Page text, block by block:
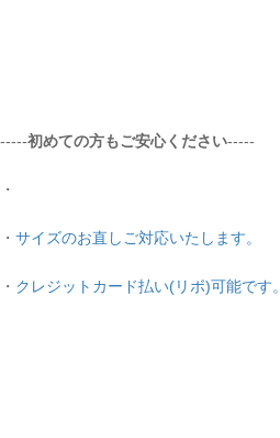
-----初めての方もご安心ください-----
・
・ サイズのお直しご対応いたします。
・ クレジットカード払い(リボ)可能です。